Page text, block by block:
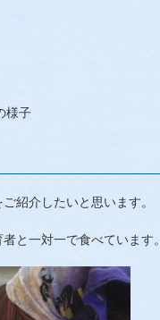
様子
紹介したいと思います。
と一対一で食べています。